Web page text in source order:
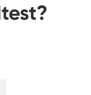
Vibrations kammer